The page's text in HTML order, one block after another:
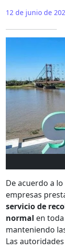
12 de junio de
De acuerdo a
empresas
servicio de
normal en
manteniendo
Las